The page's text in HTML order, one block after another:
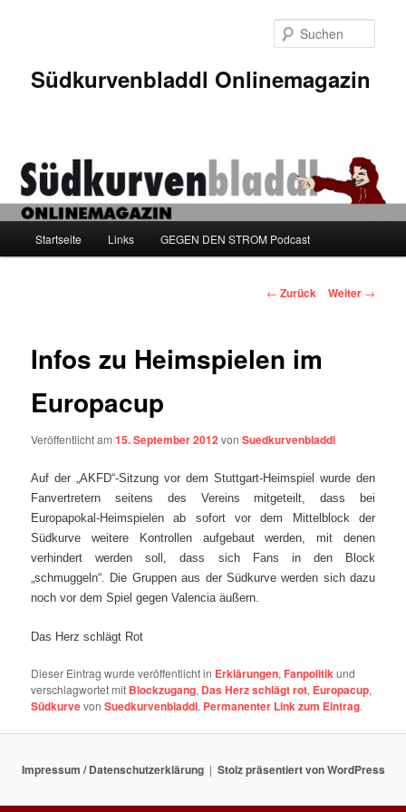
Südkurvenbladdl Onlinemagazin
Startseite Links GEGEN DEN STROM Podcast
Beitragsnavigation
← Zurück Weiter →
Infos zu Heimspielen im
Europacup
Veröffentlicht am15. September 2012vonSuedkurvenbladdl
Auf der „AKFD“-Sitzung vor dem Stuttgart-Heimspiel wurde den
Fanvertretern seitens des Vereins mitgeteilt, dass bei
Europapokal-Heimspielen ab sofort vor dem Mittelblock der
Südkurve weitere Kontrollen aufgebaut werden, mit denen
verhindert werden soll, dass sich Fans in den Block
„schmuggeln“. Die Gruppen aus der Südkurve werden sich dazu
noch vor dem Spiel gegen Valencia äußern.
Das Herz schlägt Rot
Dieser Eintrag wurde veröffentlicht in Erklärungen, Fanpolitikund
verschlagwortet mit Blockzugang, Das Herz schlägt rot, Europacup,
SüdkurvevonSuedkurvenbladdl. Permanenter Link zum Eintrag.
Impressum / Datenschutzerklärung Stolz präsentiert von WordPress